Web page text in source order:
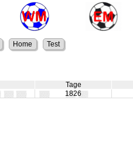
Home Test
Tage
1826